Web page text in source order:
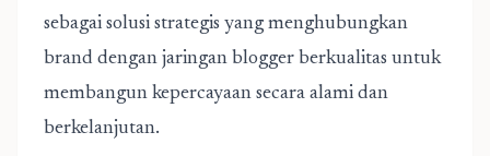
sebagai solusi strategis yang menghubungkan
brand dengan jaringan blogger berkualitas untuk
membangun kepercayaan secara alami dan
berkelanjutan.